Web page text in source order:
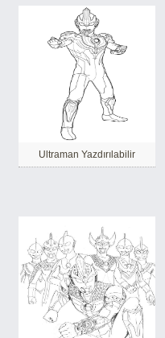
Ultraman Yazdırılabilir